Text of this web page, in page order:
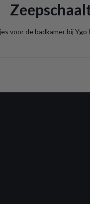
voor de badkamer bij